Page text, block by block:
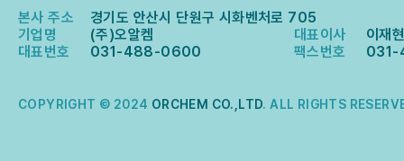
본사 주소
경기도 안산시 단원구 시화벤처로 705
기업명
(주)오알켐 대표이사
이재현
대표번호
031-488-0600 팩스번호
COPYRIGHT © 2024 ORCHEM CO.,LTD. ALL RIGHTS